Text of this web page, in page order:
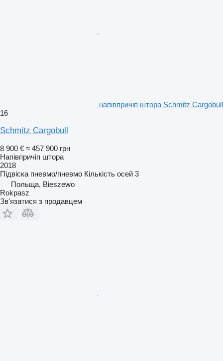
напівпричіп штора Schmitz Cargobull
16
Schmitz Cargobull
8 900 € ≈ 457 900 грн
Напівпричіп штора
2018
Підвіска пневмо/пневмо Кількість осей 3
Польща, Bieszewo
Rokpasz
Зв'язатися з продавцем